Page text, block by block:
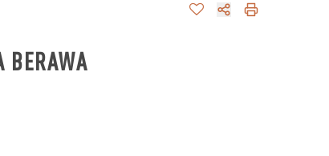
BERAWA